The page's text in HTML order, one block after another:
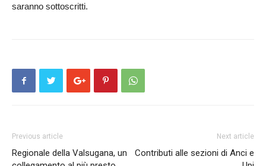
saranno sottoscritti.
Previous article
Regionale della Valsugana, un
Next article
Contributi alle sezioni di Anci e